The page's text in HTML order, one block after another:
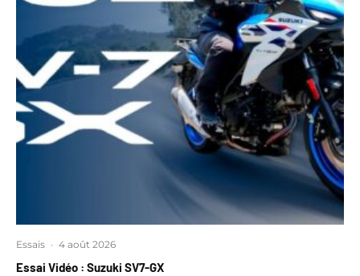
Essais · 4 août 2026
Essai Vidéo : Suzuki SV7-GX